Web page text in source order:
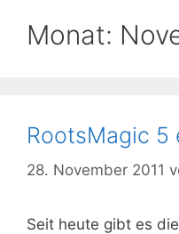
Monat:
RootsMagic 5
28. November 2011
Seit heute gibt es